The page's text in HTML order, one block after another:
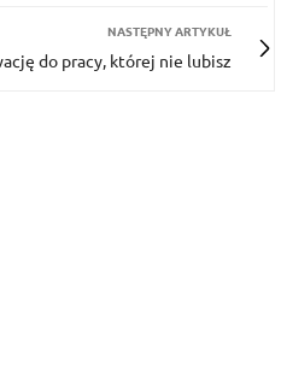
NASTĘPNY ARTYKUŁ
do pracy, której nie lubisz